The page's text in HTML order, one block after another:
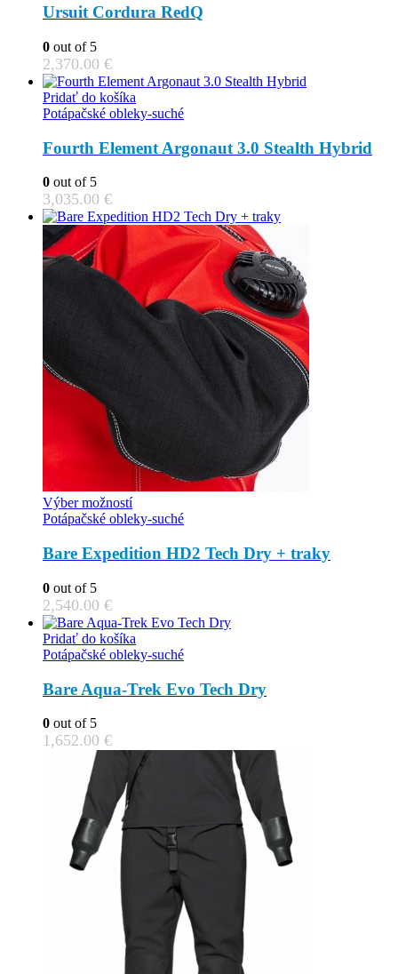
Ursuit Cordura RedQ
0 out of 5
2,370.00 €
Pridať do košíka
Potápačské obleky-suché
Fourth Element Argonaut 3.0 Stealth Hybrid
0 out of 5
3,035.00 €
Výber možnostíThis
product
multiple
variants.
may
be
chosen
on
product
Potápačské obleky-suché
Bare Expedition HD2 Tech Dry + traky
0 out of 5
2,540.00 €
Pridať do košíka
Potápačské obleky-suché
Bare Aqua-Trek Evo Tech Dry
0 out of 5
1,652.00 €